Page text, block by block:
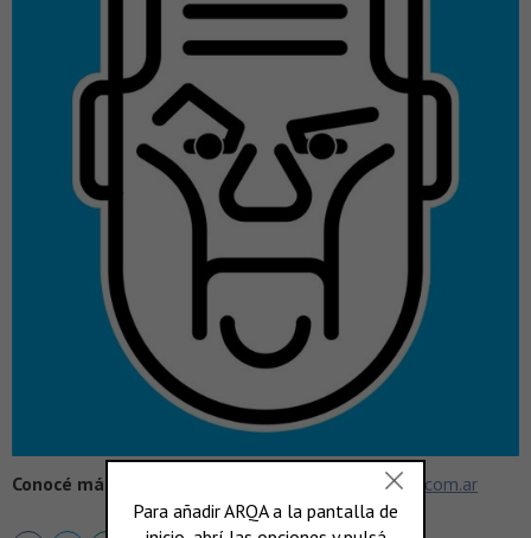
Conocé más en > https://www.eliconodelasemana.com.ar